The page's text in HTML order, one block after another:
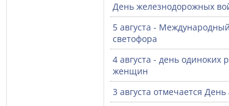
День железнодорожных
5 августа -
светофора
4 августа - день одиноких
женщин
3 августа отмечается День